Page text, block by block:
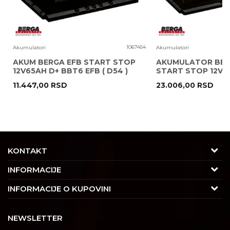
POŠALJI
Akumulatori 1067454
AKUM BERGA EFB START STOP
12V65AH D+ BBT6 EFB ( D54 )
11.447,00 RSD
Akumulatori
AKUMULATOR
START STOP
23.006,00 RSD
KONTAKT
Adresa
Trgovačka 7/2, Čukarica
11030 Beograd, Srbija
INFORMACIJE
O nama
Saradnja
INFORMACIJE O KUPOVINI
Izjava o privatnosti i sigurnosti podataka
NEWSLETTER